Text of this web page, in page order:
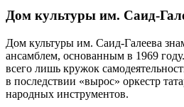
Дом культуры им. Саид-
Дом культуры им. Саид-Галеева
ансамблем, основанным в 1969
всего лишь кружок
в последствии «вырос» оркестр
народных инструментов.